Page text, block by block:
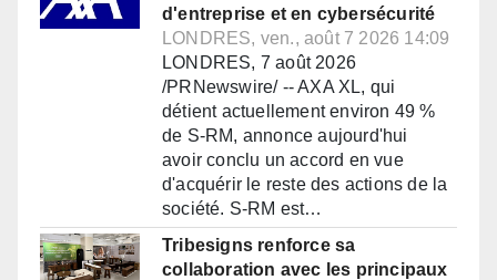
d'entreprise et en cybersécurité
LONDRES, ven., août 7 2026 14:09
LONDRES, 7 août 2026
/PRNewswire/ -- AXA XL, qui
détient actuellement environ 49 %
de S-RM, annonce aujourd'hui
avoir conclu un accord en vue
d'acquérir le reste des actions de la
société. S-RM est…
Tribesigns renforce sa
collaboration avec les principaux